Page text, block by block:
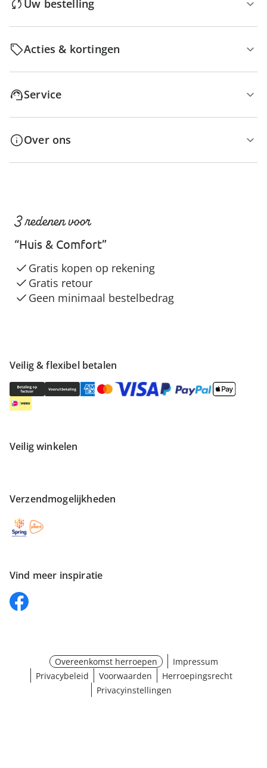
Uw bestelling
Acties & kortingen
Service
Over ons
Veilig & flexibel betalen
Veilig winkelen
Verzendmogelijkheden
Vind meer inspiratie
3 redenen voor
“Huis & Comfort”
Gratis kopen op rekening
Gratis retour
Geen minimaal bestelbedrag
Overeenkomst herroepen
Impressum
Privacybeleid
Voorwaarden
Herroepingsrecht
Privacyinstellingen